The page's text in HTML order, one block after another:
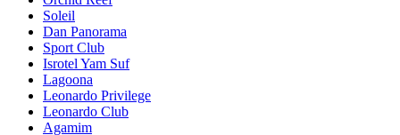
Soleil
Dan Panorama
Sport Club
Isrotel Yam Suf
Lagoona
Leonardo Privilege
Leonardo Club
Agamim